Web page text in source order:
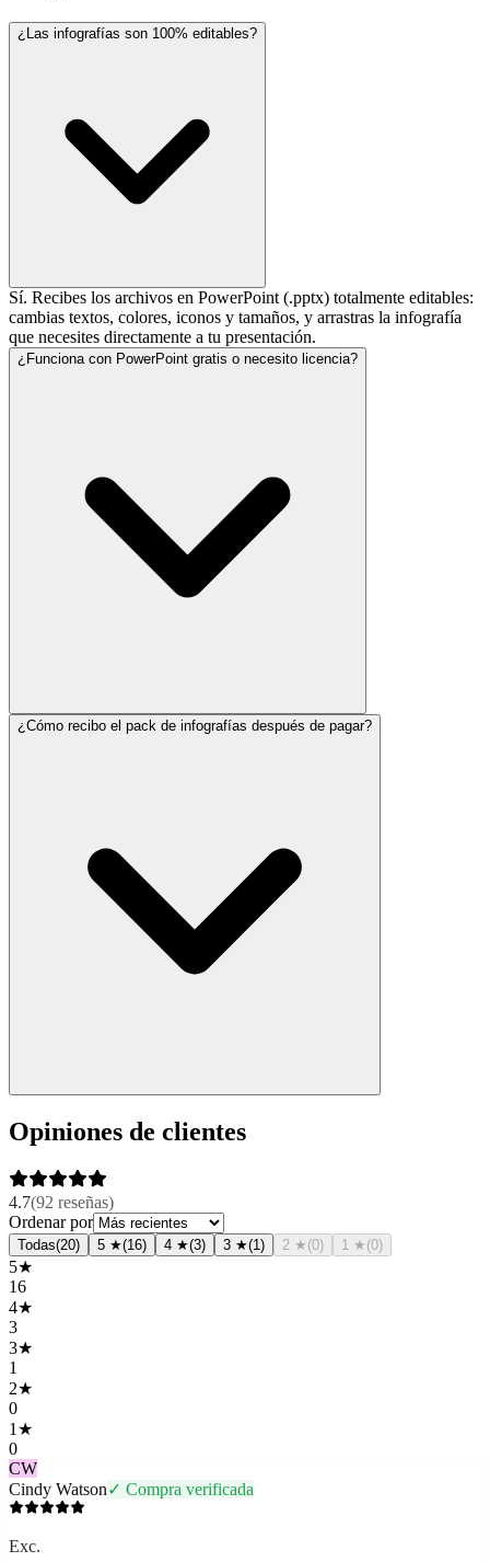
¿Las infografías son 100% editables?
Sí. Recibes los archivos en PowerPoint (.pptx) totalmente editables:
cambias textos, colores, iconos y tamaños, y arrastras la infografía
que necesites directamente a tu presentación.
¿Funciona con PowerPoint gratis o necesito licencia?
¿Cómo recibo el pack de infografías después de pagar?
Opiniones de clientes
4.7(92 reseñas)
Ordenar por
Todas(20) 5 ★(16) 4 ★(3) 3 ★(1) 2 ★ (0) 1 ★ (0)
5★
16
4★
3
3★
1
2★
0
1 ★
0
CW
Cindy Watson✓ Compra verificada
Exc.